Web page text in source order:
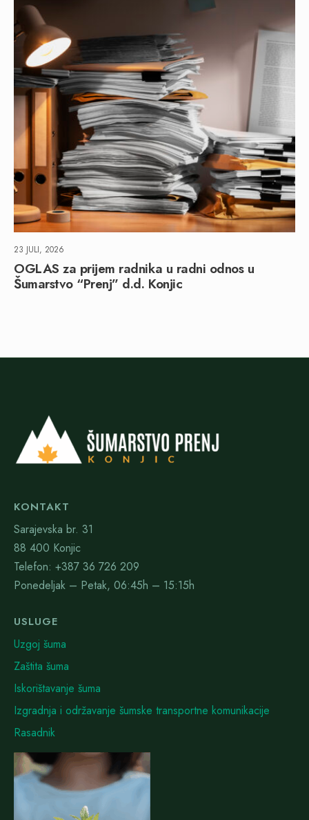
23 JULI, 2026
OGLAS za prijem radnika u radni odnos u
Šumarstvo “Prenj” d.d. Konjic
KONTAKT
Sarajevska br. 31
88 400 Konjic
Telefon: +387 36 726 209
Ponedeljak – Petak, 06:45h – 15:15h
USLUGE
Uzgoj šuma
Zaštita šuma
Iskorištavanje šuma
Izgradnja i održavanje šumske transportne komunikacije
Rasadnik